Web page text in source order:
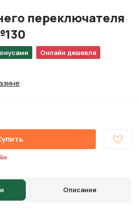
Онлайн дешевле
переключателя
Описание